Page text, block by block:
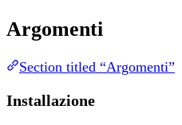
Argomenti
Section titled “Argomenti”
Installazione